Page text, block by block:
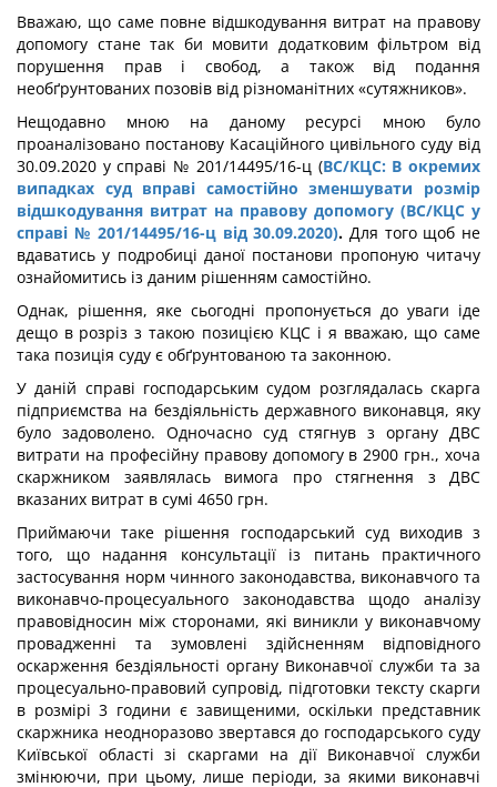
Вважаю, що саме повне відшкодування витрат на правову
допомогу стане так би мовити додатковим фільтром від
порушення прав і свобод, а також від подання
необґрунтованих позовів від різноманітних «сутяжников».
Нещодавно мною на даному ресурсі мною було
проаналізовано постанову Касаційного цивільного суду від
30.09.2020 у справі № 201/14495/16-ц (ВС/КЦС: В окремих
випадках суд вправі самостійно зменшувати розмір
відшкодування витрат на правову допомогу (ВС/КЦС у
справі № 201/14495/16-ц від 30.09.2020).Для того щоб не
вдаватись у подробиці даної постанови пропоную читачу
ознайомитись із даним рішенням самостійно.
Однак, рішення, яке сьогодні пропонується до уваги іде
дещо в розріз з такою позицією КЦС і я вважаю, що саме
така позиція суду є обґрунтованою та законною.
У даній справі господарським судом розглядалась скарга
підприємства на бездіяльність державного виконавця, яку
було задоволено. Одночасно суд стягнув з органу ДВС
витрати на професійну правову допомогу в 2900 грн., хоча
скаржником заявлялась вимога про стягнення з ДВС
вказаних витрат в сумі 4650 грн.
Приймаючи таке рішення господарський суд виходив з
того, що надання консультації із питань практичного
застосування норм чинного законодавства, виконавчого та
виконавчо-процесуального законодавства щодо аналізу
правовідносин між сторонами, які виникли у виконавчому
провадженні та зумовлені здійсненням відповідного
оскарження бездіяльності органу Виконавчої служби та за
процесуально-правовий супровід, підготовки тексту скарги
в розмірі 3 години є завищеними, оскільки представник
скаржника неодноразово звертався до господарського суду
Київської області зі скаргами на дії Виконавчої служби
змінюючи, при цьому, лише періоди, за якими виконавчі